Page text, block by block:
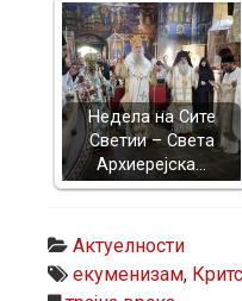
Недела на Сите
Светии – Света
Архиерејска…
Актуелности
екуменизам,